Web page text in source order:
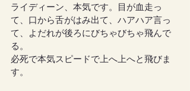
ライディーン、本気です。目が血走っ
て、口から舌がはみ出て、ハアハア言っ
て、よだれが後ろにびちゃびちゃ飛んで
る。
必死で本気スピードで上へ上へと飛びま
す。